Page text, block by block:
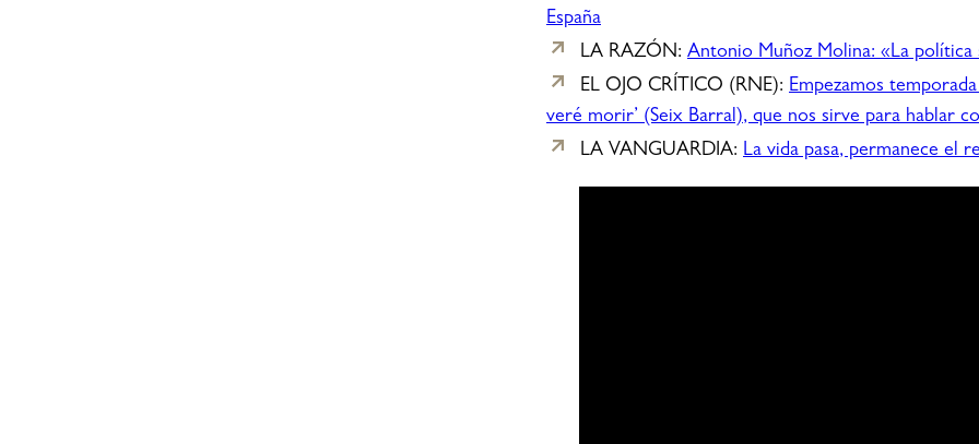
España
LA RAZÓN: Antonio Muñoz Molina: «La
EL OJO CRÍTICO (RNE): Empezamos
veré morir’ (Seix Barral), que nos sirve para hablar
LA VANGUARDIA: La vida pasa, permanece el